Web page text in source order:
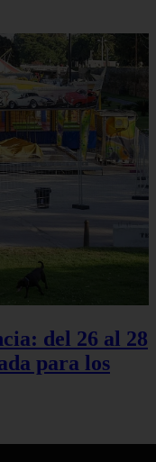
del 26 al 28
para los